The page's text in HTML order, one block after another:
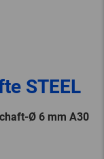
STEEL
Ø 6 mm A30